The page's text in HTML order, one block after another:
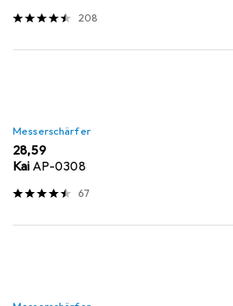
208
Messerschärfer
EUR
28,59
Kai AP-0308
67